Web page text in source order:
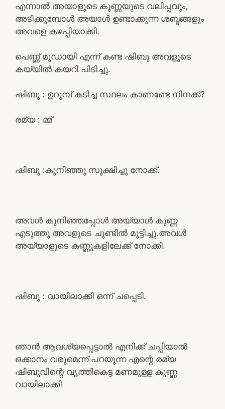
എന്നാൽ അയാളുടെ കുണ്ണയുടെ വലിപ്പവും,
അടിക്കുമ്പോൾ അയാൾ ഉണ്ടാക്കുന്ന ശബ്ദങ്ങളും
അവളെ കഴപ്പിയാക്കി.
പെണ്ണ് മൂഡായി എന്ന് കണ്ട ഷിബു അവളുടെ
കയ്യിൽ കയറി പിടിച്ചു.
ഷിബു : ഉറുമ്പ് കടിച്ച സ്ഥലം കാണണ്ടേ നിനക്ക്?
രമ്യ : മ്മ്
ഷിബു :കുനിഞ്ഞു സൂക്ഷിച്ചു നോക്ക്.
അവൾ കുനിഞ്ഞപ്പോൾ അയ്യാൾ കുണ്ണ
എടുത്തു അവളുടെ ചുണ്ടിൽ മുട്ടിച്ചു.അവൾ
അയ്യാളുടെ കണ്ണുകളിലേക്ക് നോക്കി.
ഷിബു : വായിലാക്കി ഒന്ന് ചപ്പെടി.
ഞാൻ ആവശ്യപ്പെട്ടാൽ എനിക്ക് ചപ്പിയാൽ
ഒക്കാനം വരുമെന്ന് പറയുന്ന എന്റെ രമ്യ
ഷിബുവിന്റെ വൃത്തികെട്ട മണമുള്ള കുണ്ണ
വായിലാക്കി